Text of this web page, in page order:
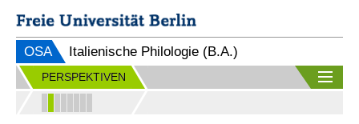
OSA Italienische Philologie (B.A.)
PERSPEKTIVEN